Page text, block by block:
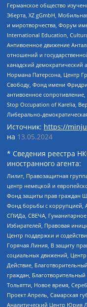
Германское общество
Эберта, XZ gGmbH,
и миротворчества, Форум
International Education,
Антивоенное движение
отношений и
канадский
Нормана Патерсона, Центр
Свободу, Фонд имени
антивоенное
Stop Occupation of Karelia,
Либерально-
Источник: https://
на 13.05.2024
* Сведения реестра
иностранного агента:
Лилит, Правозащитная
центр немецкой и
Фонд защиты прав граждан
Фонд борьбы с
СПИДа, СВЕЧА, Гуманитарное
Избирателей, Правовая
Центр поддержки и
Горячая Линия, В защиту
социальных движений,
Действие,
граждан,
Тольятти, Новое время,
Проект Апрель, Самарская
Аналитический Центр Юрия